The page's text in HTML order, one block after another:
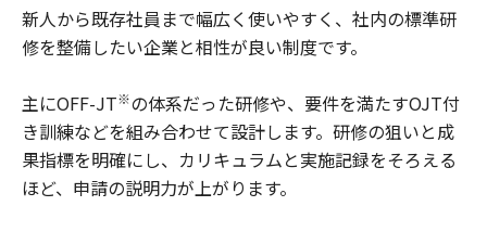
新人から既存社員まで幅広く使いやすく、社内の標準研
修を整備したい企業と相性が良い制度です。
主にOFF-JT※の体系だった研修や、要件を満たすOJT付
き訓練などを組み合わせて設計します。研修の狙いと成
果指標を明確にし、カリキュラムと実施記録をそろえる
ほど、申請の説明力が上がります。